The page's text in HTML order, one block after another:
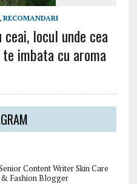
, RECOMANDARI
locul unde cea
imbata cu aroma
Content WriterSkin Care
Fashion Blogger